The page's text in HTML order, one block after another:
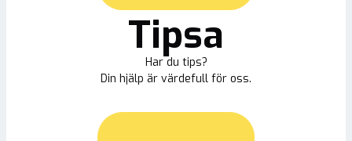
Tipsa
Har du tips?
Din hjälp är värdefull för oss.